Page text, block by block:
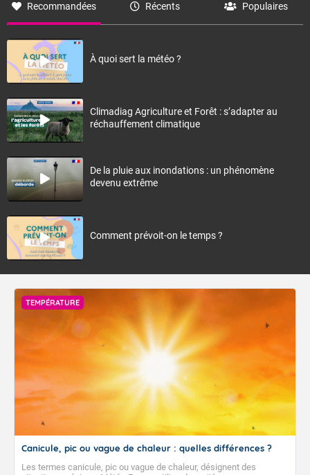
Recommandées Récents Populaires
À quoi sert la météo ?
Climadiag Agriculture et Forêt : s’adapter au
réchauffement climatique
De la pluie aux inondations : un phénomène
devenu extrême
Comment prévoit-on le temps ?
TEMPÉRATURE
Canicule, pic ou vague de chaleur : quelles différences ?
Les termes canicule, pic ou vague de chaleur, désignent des